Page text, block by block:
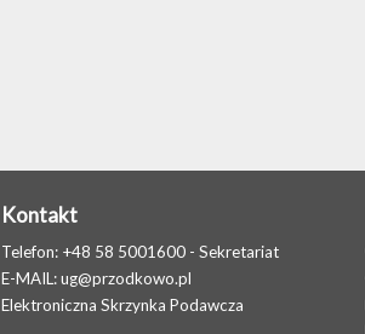
Kontakt
Telefon: +48 58 5001600 - Sekretariat
E-MAIL:ug@przodkowo.pl
Elektroniczna Skrzynka Podawcza